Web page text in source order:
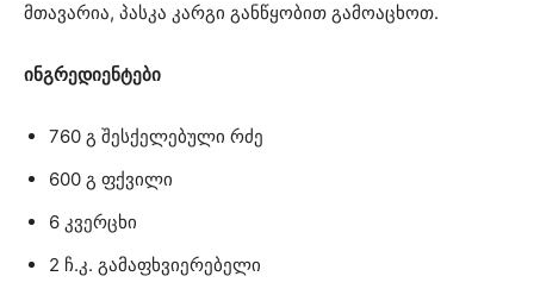
მთავარია, პასკა კარგი განწყობით გამოაცხოთ.
ინგრედიენტები
760 გ შესქელებული რძე
600 გ ფქვილი
6 კვერცხი
2 ჩ.კ. გამაფხვიერებელი